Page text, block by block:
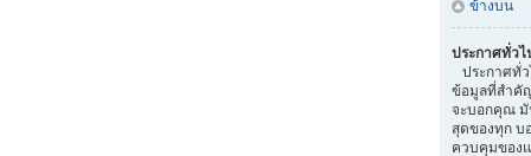
ข้างบน
ประกาศทั่วไ
ประกาศทั่
ข้อมูลที่สำคั
จะบอกคุณ มั
สุดของทุก บ
ควบคุมของ